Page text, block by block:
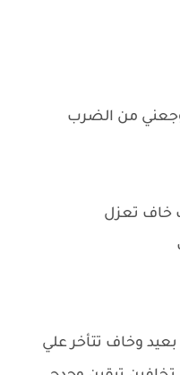
من الضرب
خاف تعزل
وخاف تتأخر علي